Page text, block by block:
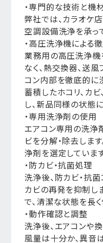
・専門的な技術と機
弊社では、カラオケ
空調設備洗浄を承っ
・高圧洗浄機による
業務用の高圧洗浄機
なく、熱交換器、送風
コン内部を徹底的に
蓄積したホコリ、カ
し、新品同様の状態
・専用洗浄剤の使用
エアコン専用の洗浄
ビを分解・除去しま
浄剤を選定しています
・防カビ・抗菌処理
洗浄後、防カビ・抗菌
カビの再発を抑制し
で、清潔な状態を長く
・動作確認と調整
洗浄後、エアコンや
風量は十分か、異音